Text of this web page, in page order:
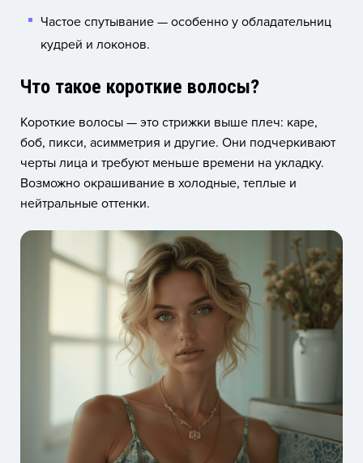
Частое спутывание — особенно у обладательниц
кудрей и локонов.
Что такое короткие волосы?
Короткие волосы — это стрижки выше плеч: каре,
боб, пикси, асимметрия и другие. Они подчеркивают
черты лица и требуют меньше времени на укладку.
Возможно окрашивание в холодные, теплые и
нейтральные оттенки.